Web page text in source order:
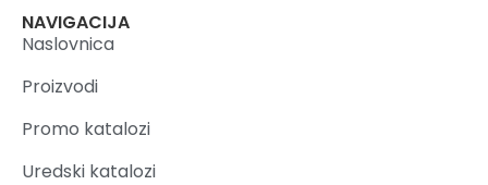
NAVIGACIJA
Naslovnica
Proizvodi
Promo katalozi
Uredski katalozi